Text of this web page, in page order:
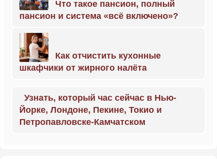
Что такое пансион, полный
пансион и система «всё включено»?
Как отчистить кухонные
шкафчики от жирного налёта
Узнать, который час сейчас в Нью-
Йорке, Лондоне, Пекине, Токио и
Петропавловске-Камчатском